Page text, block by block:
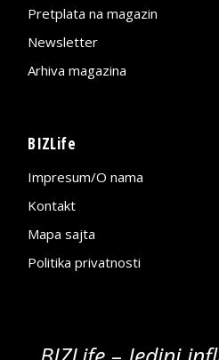
Pretplata na magazin
Newsletter
Arhiva magazina
BIZLife
Impresum/O nama
Kontakt
Mapa sajta
Politika privatnosti